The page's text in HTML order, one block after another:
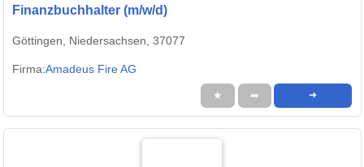
Finanzbuchhalter (m/w/d)
Göttingen, Niedersachsen, 37077
Firma:Amadeus Fire AG
★ ➦ ➜